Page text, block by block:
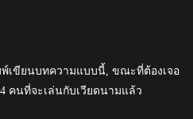
พ์เขียนบทความแบบนี้, ขณะที่ต้องเจอ
คนที่จะเล่นกับเวียดนามแล้ว